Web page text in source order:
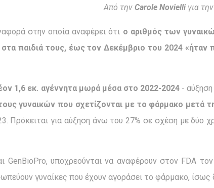
Από την Carole Novielli για
στην οποία αναφέρει ότι ο αριθμός των
παιδιά τους, έως τον Δεκέμβριο του 2024 «ήταν
1,6 εκ. αγέννητα μωρά μέσα στο 2022-2024- αύξηση
γυναικών που σχετίζονται με το φάρμακο μετά
για αύξηση άνω του 27% σε σχέση με δύο
υποχρεούνται να αναφέρουν στον FDA
γυναίκες που έχουν αγοράσει το φάρμακο,